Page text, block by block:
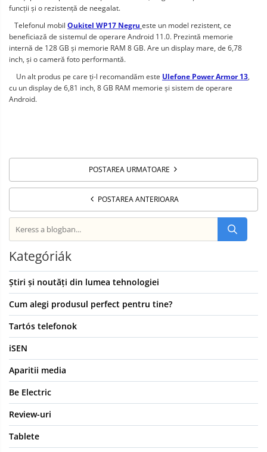
funcții și o rezistență de neegalat.
Telefonul mobil Oukitel WP17 Negru este un model rezistent, ce
beneficiază de sistemul de operare Android 11.0. Prezintă memorie
internă de 128 GB și memorie RAM 8 GB. Are un display mare, de 6,78
inch, și o cameră foto performantă.
Un alt produs pe care ți-l recomandăm este Ulefone Power Armor 13,
cu un display de 6,81 inch, 8 GB RAM memorie și sistem de operare
Android.
POSTAREA URMATOARE
POSTAREA ANTERIOARA
Kategóriák
Știri și noutăți din lumea tehnologiei
Cum alegi produsul perfect pentru tine?
Tartós telefonok
iSEN
Aparitii media
Be Electric
Review-uri
Tablete